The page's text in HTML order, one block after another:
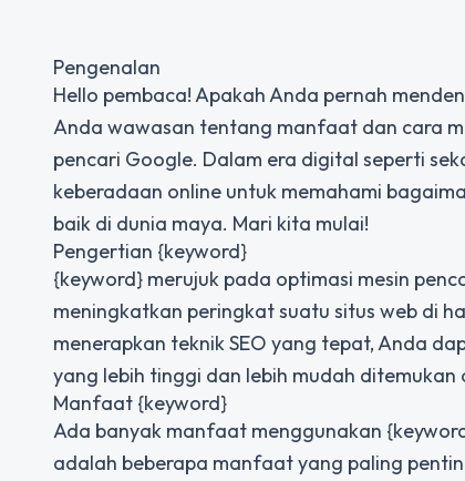
Pengenalan
Hello pembaca! Apakah Anda pernah
Anda wawasan tentang manfaat dan cara
pencari Google. Dalam era digital seperti
keberadaan online untuk memahami
baik di dunia maya. Mari kita mulai!
Pengertian {keyword}
{keyword} merujuk pada optimasi mesin
meningkatkan peringkat suatu situs web di
menerapkan teknik SEO yang tepat, Anda
yang lebih tinggi dan lebih mudah
Manfaat {keyword}
Ada banyak manfaat menggunakan
adalah beberapa manfaat yang paling